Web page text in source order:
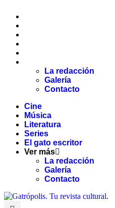
La redacción
Galería
Contacto
Cine
Música
Literatura
Series
El gato escritor
Ver más
La redacción
Galería
Contacto